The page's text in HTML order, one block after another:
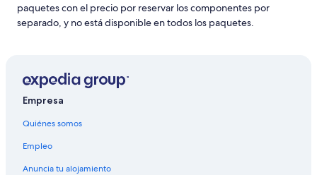
paquetes con el precio por reservar los componentes por
separado, y no está disponible en todos los paquetes.
Empresa
Quiénes somos
Empleo
Anuncia tu alojamiento